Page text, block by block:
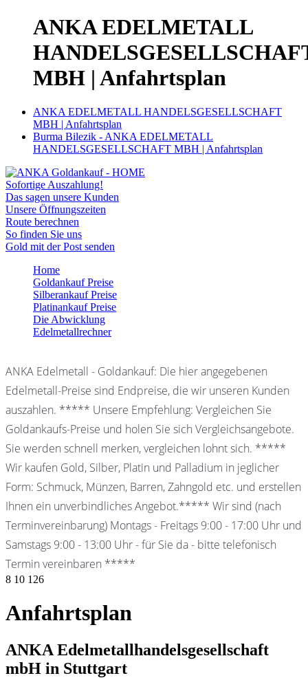
ANKA EDELMETALL
MBH | Anfahrtsplan
ANKA EDELMETALL HANDELSGESELLSCHAFT
MBH | Anfahrtsplan
Burma Bilezik - ANKA EDELMETALL
HANDELSGESELLSCHAFT MBH | Anfahrtsplan
Sofortige Auszahlung!
Das sagen unsere Kunden
Unsere Öffnungszeiten
Route berechnen
So finden Sie uns
Gold mit der Post senden
Home
Goldankauf Preise
Silberankauf Preise
Platinankauf Preise
Die Abwicklung
Edelmetallrechner
ANKA Edelmetall - Goldankauf: Die hier angegebenen
Edelmetall-Preise sind Endpreise, die wir unseren Kunden
auszahlen. ***** Unsere Empfehlung: Vergleichen Sie
Goldankaufs-Preise und holen Sie sich Vergleichsangebote.
Sie werden schnell merken, vergleichen lohnt sich. *****
Wir kaufen Gold, Silber, Platin und Palladium in jeglicher
Form: Schmuck, Münzen, Barren, Zahngold etc. und erstellen
Ihnen ein unverbindliches Angebot.***** Wir sind (nach
Terminvereinbarung) Montags - Freitags 9:00 - 17:00 Uhr und
Samstags 9:00 - 13:00 Uhr - für Sie da - bitte telefonisch
Termin vereinbaren *****
8 10 126
Anfahrtsplan
ANKA Edelmetallhandelsgesellschaft
mbH in Stuttgart